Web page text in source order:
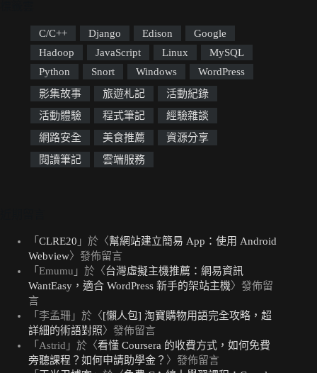
C/C++ Django Edison
Google
Hadoop
JavaScript Linux
MySQL
Python
Snort Windows
WordPress
影集故事
旅遊札記
活動紀錄
活動體驗
程式筆記
經驗雜談
網路安全
美食推薦
資源分享
閱讀筆記
雲端服務
「 CLRE20 」於〈幫網站建立簡易 App：使用 Android
Webview〉發佈留言
「 Emumu 」於〈台灣虛擬主機推薦：網易資訊
WantEasy，適合 WordPress 新手的架站主機〉發佈留
言
「 李孟珊 」於〈[懶人包] 淘寶購物用語完全攻略，超
詳細的術語對照〉發佈留言
「 Astrid 」於〈看懂 Coursera 的收費方式，如何免費
旁聽課程？如何申請助學金？ 〉發佈留言